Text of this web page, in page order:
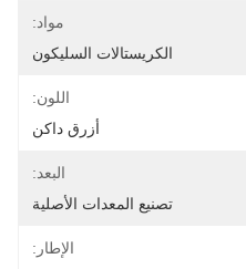
مواد:
الكريستالات السليكون
اللون:
أزرق داكن
البعد:
تصنيع المعدات الأصلية
الإطار: